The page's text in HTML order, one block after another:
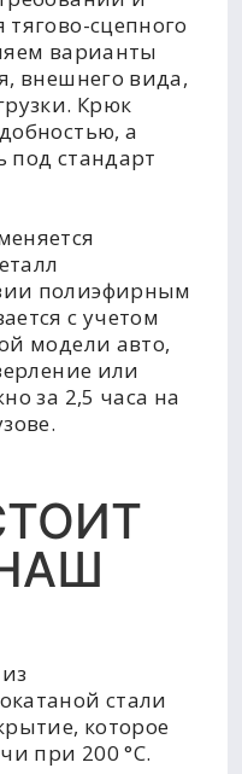
сцепного
варианты
внешнего вида,
Крюк
а
под стандарт
полиэфирным
с учетом
модели авто,
или
за 2,5 часа на
стали
которое
при 200 °C.